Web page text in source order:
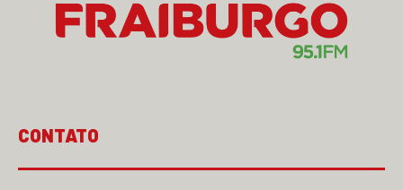
CONTATO